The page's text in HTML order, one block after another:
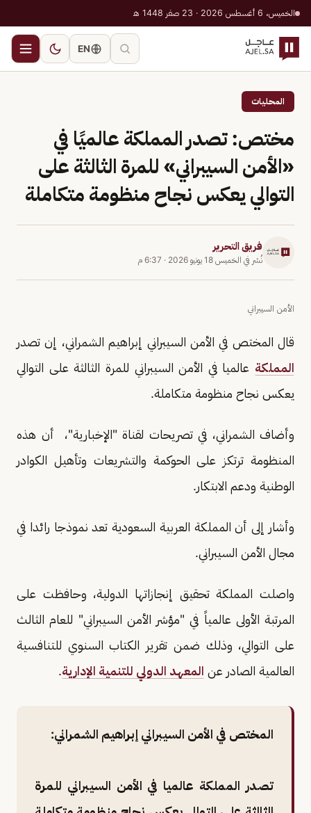
الخميس، 6 أغسطس 2026 · 23 صفر 1448 هـ
EN
المحليات
مختص: تصدر المملكة عالميًا في
«الأمن السيبراني» للمرة الثالثة على
التوالي يعكس نجاح منظومة متكاملة
فريق التحرير
نُشر في الخميس 18 يونيو 2026 · 6:37 م
الأمن السيبراني
قال المختص في الأمن السيبراني إبراهيم الشمراني، إن تصدر
المملكة عالميا في الأمن السيبراني للمرة الثالثة على التوالي
يعكس نجاح منظومة متكاملة.
وأضاف الشمراني، في تصريحات لقناة "الإخبارية"، أن هذه
المنظومة ترتكز على الحوكمة والتشريعات وتأهيل الكوادر
الوطنية ودعم الابتكار.
وأشار إلى أن المملكة العربية السعودية تعد نموذجا رائدا في
مجال الأمن السيبراني.
واصلت المملكة تحقيق إنجازاتها الدولية، وحافظت على
المرتبة الأولى عالمياً في "مؤشر الأمن السيبراني" للعام الثالث
على التوالي، وذلك ضمن تقرير الكتاب السنوي للتنافسية
العالمية الصادر عن المعهد الدولي للتنمية الإدارية.
المختص في الأمن السيبراني إبراهيم الشمراني:
تصدر المملكة عالميا في الأمن السيبراني للمرة